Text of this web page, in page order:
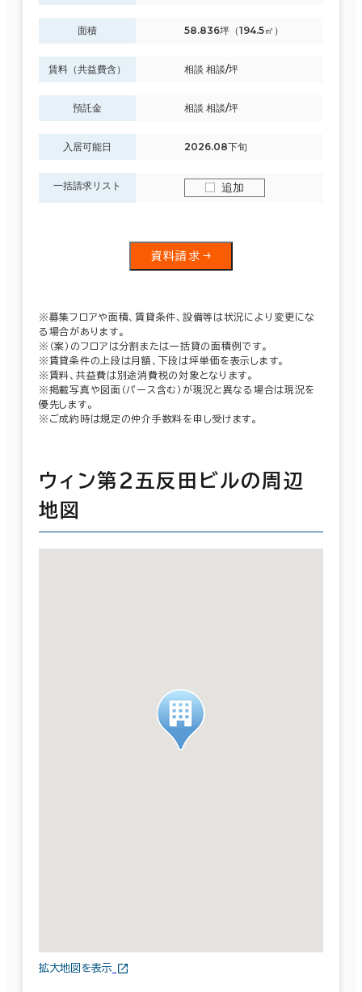
面積 58.836坪（194.5㎡）
賃料（共益費含） 相談 相談/坪
預託金 相談 相談/坪
入居可能日 2026.08下旬
一括請求リスト 追加
資料請求
※募集フロアや面積、賃貸条件、設備等は状況により変更にな
る場合があります。
※（案）のフロアは分割または一括貸の面積例です。
※賃貸条件の上段は月額、下段は坪単価を表示します。
※賃料、共益費は別途消費税の対象となります。
※掲載写真や図面（パース含む）が現況と異なる場合は現況を
優先します。
※ご成約時は規定の仲介手数料を申し受けます。
ウィン第２五反田ビルの周辺
地図
拡大地図を表示